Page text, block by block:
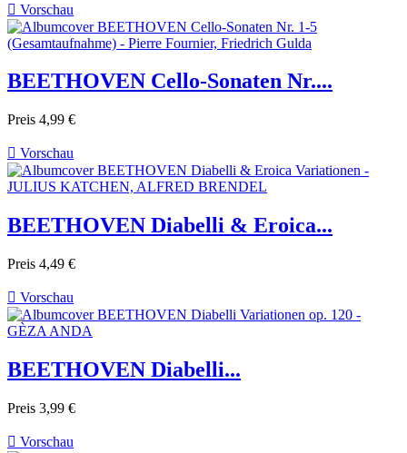
 Vorschau
BEETHOVEN Cello-Sonaten Nr....
Preis 4,99 €
 Vorschau
BEETHOVEN Diabelli & Eroica...
Preis 4,49 €
 Vorschau
BEETHOVEN Diabelli...
Preis 3,99 €
 Vorschau